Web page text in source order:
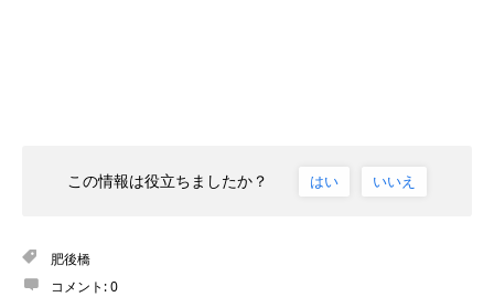
この情報は役立ちましたか？ はい いいえ
肥後橋
コメント:0